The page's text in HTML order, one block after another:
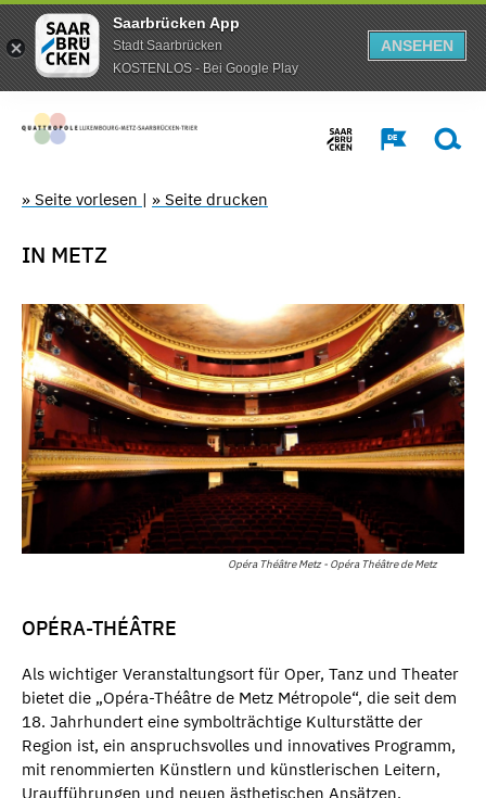
Saarbrücken App
Stadt Saarbrücken
KOSTENLOS - Bei Google Play
ANSEHEN
» Seite vorlesen | » Seite drucken
IN METZ
Opéra Théâtre Metz - Opéra Théâtre de Metz
OPÉRA-THÉÂTRE
Als wichtiger Veranstaltungsort für Oper, Tanz und Theater
bietet die „Opéra-Théâtre de Metz Métropole“, die seit dem
18. Jahrhundert eine symbolträchtige Kulturstätte der
Region ist, ein anspruchsvolles und innovatives Programm,
mit renommierten Künstlern und künstlerischen Leitern,
Uraufführungen und neuen ästhetischen Ansätzen.